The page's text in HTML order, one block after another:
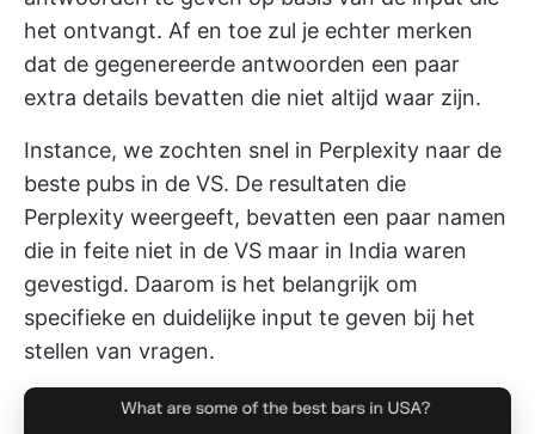
het ontvangt. Af en toe zul je echter merken
dat de gegenereerde antwoorden een paar
extra details bevatten die niet altijd waar zijn.
Instance, we zochten snel in Perplexity naar de
beste pubs in de VS. De resultaten die
Perplexity weergeeft, bevatten een paar namen
die in feite niet in de VS maar in India waren
gevestigd. Daarom is het belangrijk om
specifieke en duidelijke input te geven bij het
stellen van vragen.